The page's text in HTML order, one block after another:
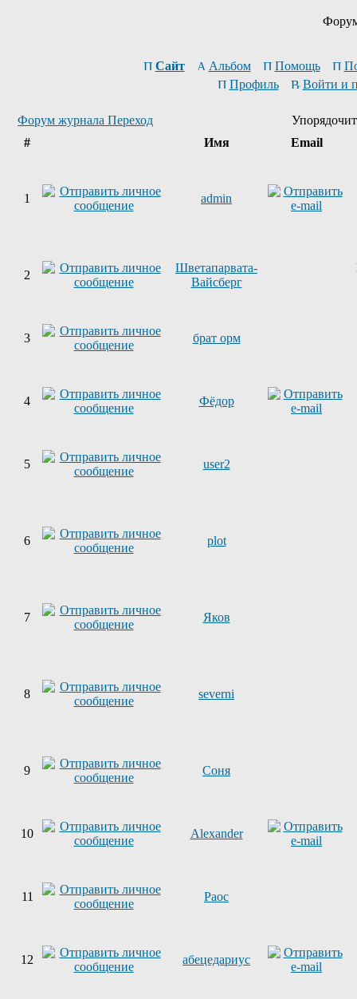
Сайт Альбом Помощь
Профиль
Войти и
Форум журнала Переход
#
Имя Email
1 admin
2
Шветапарвата-
Вайсберг
3 брат орм
4 Фёдор
5 user2
6 plot
7 Яков
8 severni
9 Соня
10 Alexander
11 Раос
12 абецедариус